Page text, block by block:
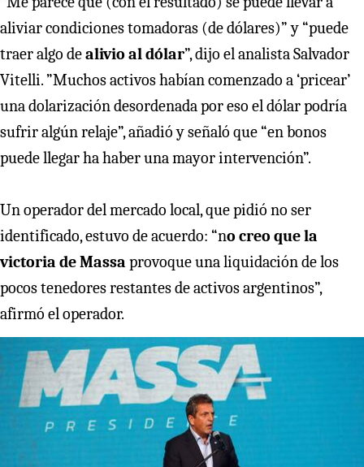
aliviar condiciones tomadoras (de dólares)” y “puede
traer algo dealivio al dólar”, dijo el analista Salvador
Vitelli. ”Muchos activos habían comenzado a ‘pricear’
una dolarización desordenada por eso el dólar podría
sufrir algún relaje”, añadió y señaló que “en bonos
puede llegar ha haber una mayor intervención”.
Un operador del mercado local, que pidió no ser
identificado, estuvo de acuerdo: “no creo que la
victoria de Massa provoque una liquidación de los
pocos tenedores restantes de activos argentinos”,
afirmó el operador.